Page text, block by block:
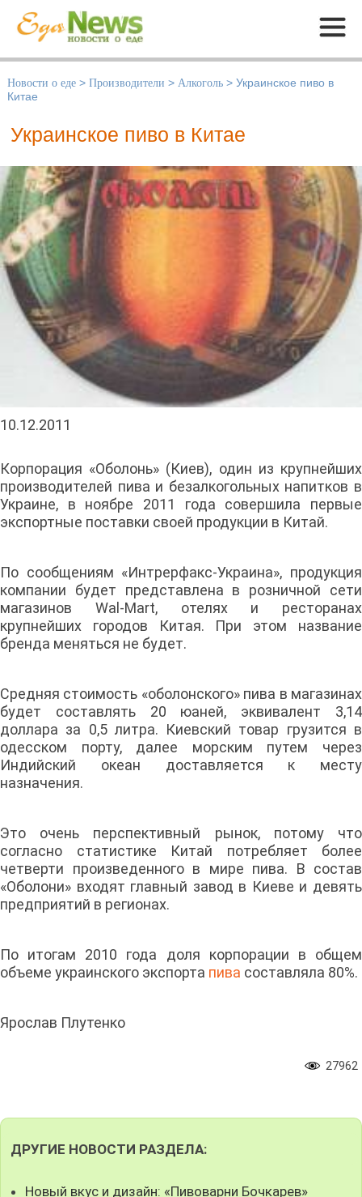
Меню
Новости о еде > Производители > Алкоголь > Украинское пиво в
Китае
Украинское пиво в Китае
10.12.2011
Корпорация «Оболонь» (Киев), один из крупнейших
производителей пива и безалкогольных напитков в
Украине, в ноябре 2011 года совершила первые
экспортные поставки своей продукции в Китай.
По сообщениям «Интрерфакс-Украина», продукция
компании будет представлена в розничной сети
магазинов Wal-Mart, отелях и ресторанах
крупнейших городов Китая. При этом название
бренда меняться не будет.
Средняя стоимость «оболонского» пива в магазинах
будет составлять 20 юаней, эквивалент 3,14
доллара за 0,5 литра. Киевский товар грузится в
одесском порту, далее морским путем через
Индийский океан доставляется к месту
назначения.
Это очень перспективный рынок, потому что
согласно статистике Китай потребляет более
четверти произведенного в мире пива. В состав
«Оболони» входят главный завод в Киеве и девять
предприятий в регионах.
По итогам 2010 года доля корпорации в общем
объеме украинского экспорта пива составляла 80%.
Ярослав Плутенко
27962
ДРУГИЕ НОВОСТИ РАЗДЕЛА:
Новый вкус и дизайн: «Пивоварни Бочкарев»